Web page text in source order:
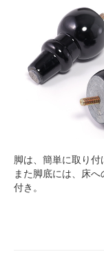
脚は、簡単に取り付
また脚底には、床へ
付き。